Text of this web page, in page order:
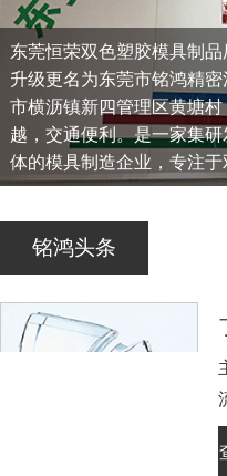
东莞恒荣双色塑胶模具制品
升级更名为东莞市铭鸿精
市横沥镇新四管理区黄塘
越，交通便利。是一家集
体的模具制造企业，专注
油、移印、镭雕等一条龙服
铭鸿头条